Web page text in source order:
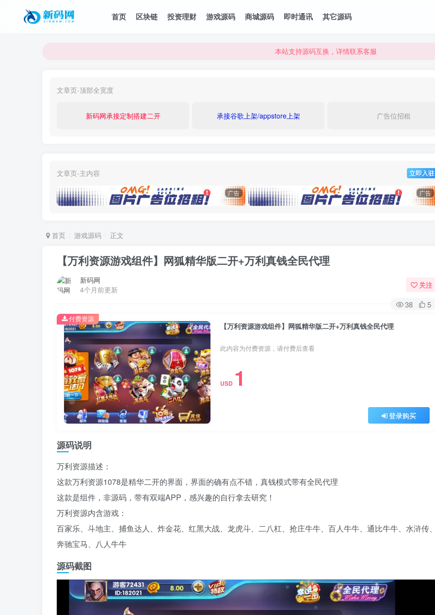
首页 区块链 投资理财 游戏源码 商城源码 即时通讯 其它源码
本站支持源码互换，详情联系客服
本站支持源码互换，详情联系客服
文章页-顶部全宽度
新码网承接定制搭建二开 承接谷歌上架/appstore上架 广告位招租
文章页-主内容 立即入驻
广告 广告
首页 游戏源码 正文
【万利资源游戏组件】网狐精华版二开+万利真钱全民代理
新码网
4个月前更新
关注
38 5
【万利资源游戏组件】网狐精华版二开+万利真钱全民代理
此内容为付费资源，请付费后查看
USD 1
登录购买
付费资源
源码说明
万利资源描述：
这款万利资源1078是精华二开的界面，界面的确有点不错，真钱模式带有全民代理
这款是组件，非源码，带有双端APP，感兴趣的自行拿去研究！
万利资源内含游戏：
百家乐、斗地主、捕鱼达人、炸金花、红黑大战、龙虎斗、二八杠、抢庄牛牛、百人牛牛、通比牛牛、水浒传、
奔驰宝马、八人牛牛
源码截图